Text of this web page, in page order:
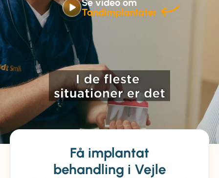
Se video om
Tandimplantater
Få implantat
behandling i Vejle